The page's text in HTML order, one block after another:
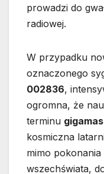
prowadzi do
radiowej.
W przypadku
oznaczonego
002836,
ogromna, że
terminu
kosmiczna
mimo
wszechświata,